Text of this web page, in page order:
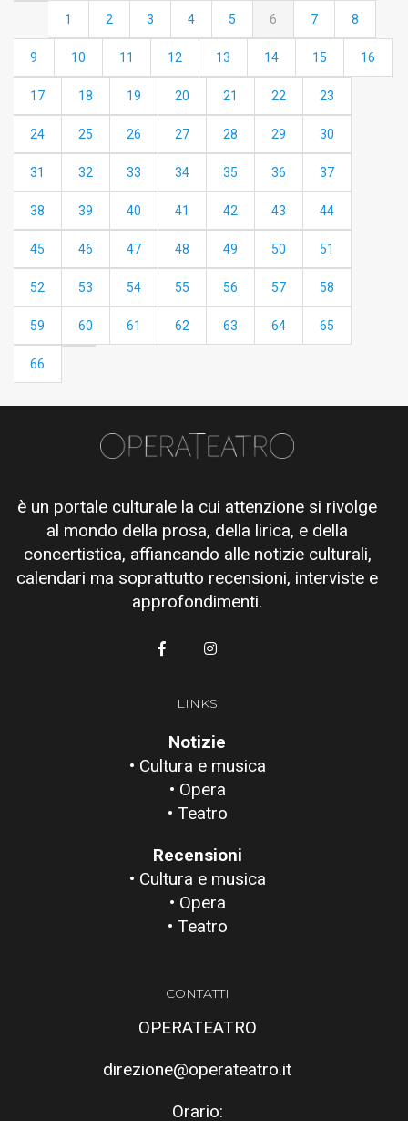
1 2 3 4 5 6 7 8
9 10 11 12 13 14 15 16
17 18 19 20 21 22 23
24 25 26 27 28 29 30
31 32 33 34 35 36 37
38 39 40 41 42 43 44
45 46 47 48 49 50 51
52 53 54 55 56 57 58
59 60 61 62 63 64 65
66
è un portale culturale la cui attenzione si rivolge
al mondo della prosa, della lirica, e della
concertistica, affiancando alle notizie culturali,
calendari ma soprattutto recensioni, interviste e
approfondimenti.
LINKS
Notizie
• Cultura e musica
• Opera
• Teatro
Recensioni
• Cultura e musica
• Opera
• Teatro
CONTATTI
OPERATEATRO
direzione@operateatro.it
Orario: